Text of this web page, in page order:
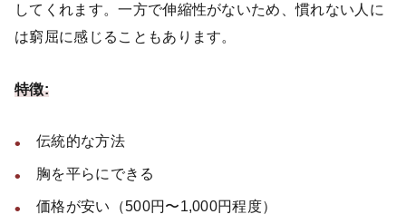
してくれます。一方で伸縮性がないため、慣れない人に
は窮屈に感じることもあります。
特徴:
伝統的な方法
胸を平らにできる
価格が安い（500円〜1,000円程度）